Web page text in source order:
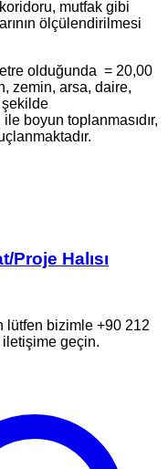
mutfak gibi
ölçülendirilmesi
olduğunda = 20,00
zemin, arsa, daire,
boyun toplanmasıdır,
Halısı
lütfen bizimle +90 212
geçin.